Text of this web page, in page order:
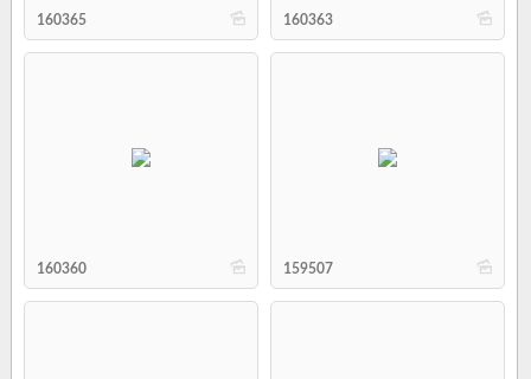
b
160365 b
160363
b
160360 b
159507